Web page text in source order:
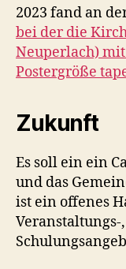
2023 fand an
bei der die
Neuperlach)
Postergröße
Zukunft
Es soll ein ein
und das
ist ein offenes